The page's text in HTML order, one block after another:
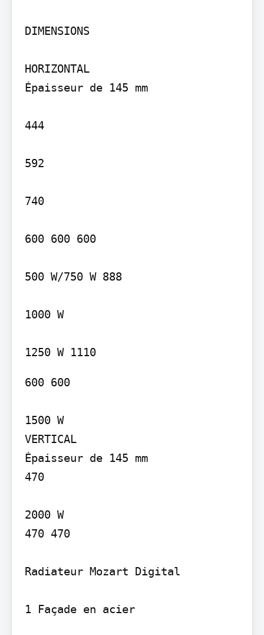
DIMENSIONS
HORIZONTAL
Épaisseur de 145 mm
444
592
740
600 600 600
500 W/750 W 888
1000 W
1250 W 1110
600 600
1500 W
VERTICAL
Épaisseur de 145 mm
470
2000 W
470 470
Radiateur Mozart Digital
1 Façade en acier